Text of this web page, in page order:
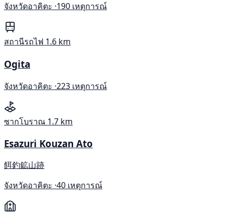
จังหวัดอาคิตะ ·190 เหตุการณ์
สถานีรถไฟ 1.6 km
Ogita
จังหวัดอาคิตะ ·223 เหตุการณ์
ซากโบราณ 1.7 km
Esazuri Kouzan Ato
餌釣鉱山跡
จังหวัดอาคิตะ ·40 เหตุการณ์